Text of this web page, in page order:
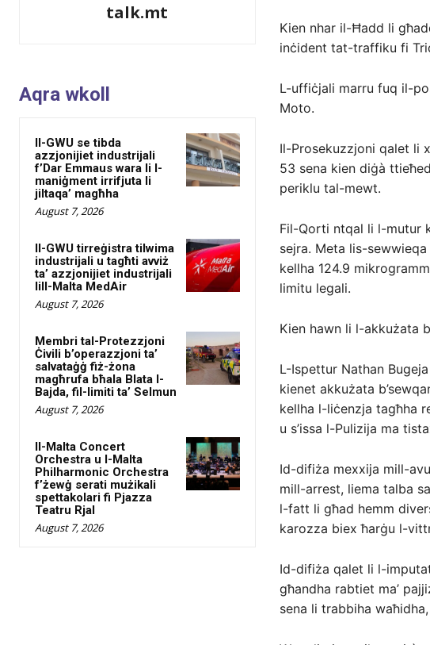
talk.mt
Aqra wkoll
Il-GWU se tibda
azzjonijiet industrijali
f’Dar Emmaus wara li l-
maniġment irrifjuta li
jiltaqa’ magħha
August 7, 2026
Il-GWU tirreġistra tilwima
industrijali u tagħti avviż
ta’ azzjonijiet industrijali
lill-Malta MedAir
August 7, 2026
Membri tal-Protezzjoni
Ċivili b’operazzjoni ta’
salvataġġ fiż-żona
magħrufa bħala Blata l-
Bajda, fil-limiti ta’ Selmun
August 7, 2026
Il-Malta Concert
Orchestra u l-Malta
Philharmonic Orchestra
f’żewġ serati mużikali
spettakolari fi Pjazza
Teatru Rjal
August 7, 2026
Kien nhar il-Ħadd li
inċident tat-traffiku fi
L-uffiċjali marru fuq il-
Moto.
Il-Prosekuzzjoni qalet li
53 sena kien diġà
periklu tal-mewt.
Fil-Qorti ntqal li l-mutur
sejra. Meta lis-
kellha 124.9
limitu legali.
Kien hawn li l-akkużata
L-Ispettur Nathan
kienet akkużata
kellha l-liċenzja tagħha
u s’issa l-Pulizija ma
Id-difiża mexxija mill-
mill-arrest, liema talba
l-fatt li għad hemm
karozza biex ħarġu l-
Id-difiża qalet li l-
għandha rabtiet ma’
sena li trabbiha